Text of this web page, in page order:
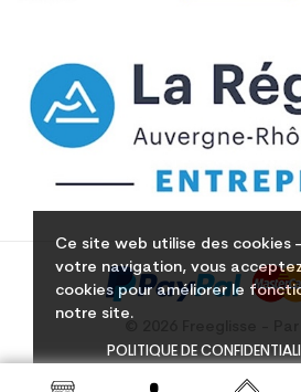
Ce site web utilise des cookies
votre navigation, vous
cookies pour améliorer le
notre site.
POLITIQUE DE